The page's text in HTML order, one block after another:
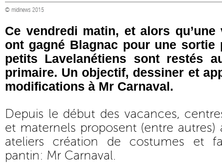
© midinews 2015
Ce vendredi matin, et alors qu’une
ont gagné Blagnac pour une sortie
petits Lavelanétiens sont restés
primaire. Un objectif, dessiner et
modifications à Mr Carnaval.
Depuis le début des vacances,
et maternels proposent (entre autres)
ateliers création de costumes et
pantin: Mr Carnaval.